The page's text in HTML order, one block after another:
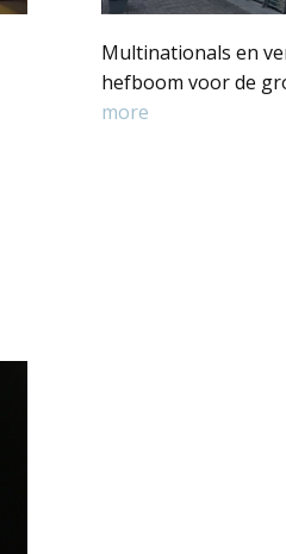
Multinationals en
hefboom voor de
more